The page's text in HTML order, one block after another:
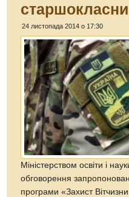
24 листопада 2014 о 17:30
Міністерством освіти і
обговорення
програми «Захист